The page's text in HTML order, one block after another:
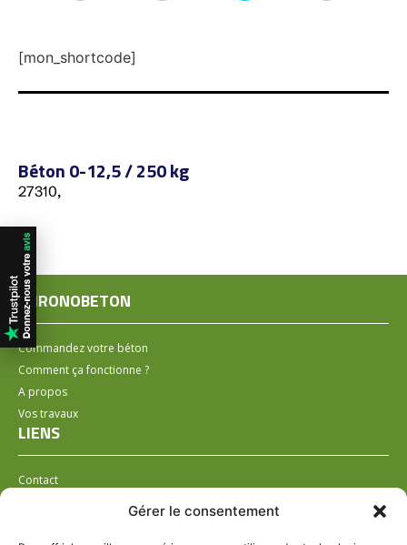
Gérer le consentement
[mon_shortcode]
Béton 0-12,5 / 250 kg
27310,
CHRONOBETON
Commandez votre béton
Comment ça fonctionne ?
A propos
Vos travaux
LIENS
Contact